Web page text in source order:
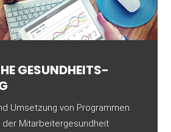
GESUNDHEITS­
Umsetzung von Programmen
der Mitarbeitergesundheit